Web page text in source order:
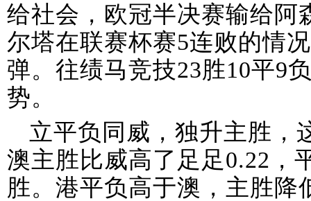
给社会，欧冠半决赛输给阿
尔塔在联赛杯赛5连败的情
弹。往绩马竞技23胜10平9
势。
立平负同威，独升主胜，
澳主胜比威高了足足0.22，
胜。港平负高于澳，主胜